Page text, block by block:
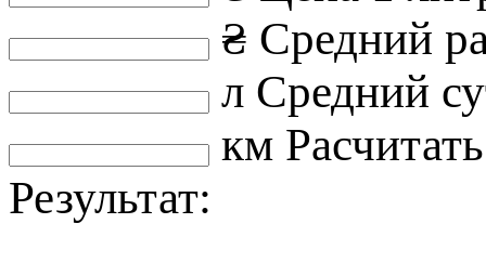
₴ Средний
л Средний
км Расчитать
Результат: